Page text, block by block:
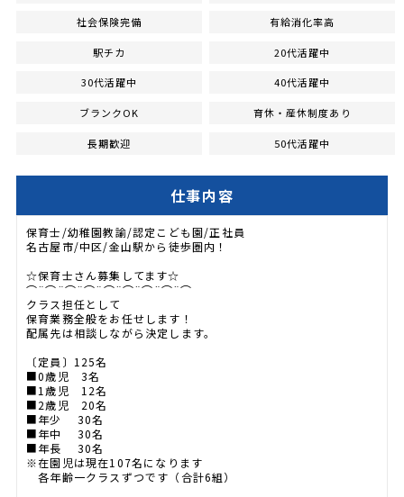
社会保険完備 有給消化率高
駅チカ 20代活躍中
30代活躍中 40代活躍中
ブランクOK 育休・産休制度あり
長期歓迎 50代活躍中
仕事内容
保育士/幼稚園教諭/認定こども園/正社員
名古屋市/中区/金山駅から徒歩圏内！
☆保育士さん募集してます☆
⌒¨⌒¨⌒¨⌒¨⌒¨⌒¨⌒¨⌒¨⌒
クラス担任として
保育業務全般をお任せします！
配属先は相談しながら決定します。
〔定員〕125名
■0歳児 3名
■1歳児 12名
■2歳児 20名
■年少 30名
■年中 30名
■年長 30名
※在園児は現在107名になります
各年齢一クラスずつです（合計6組）